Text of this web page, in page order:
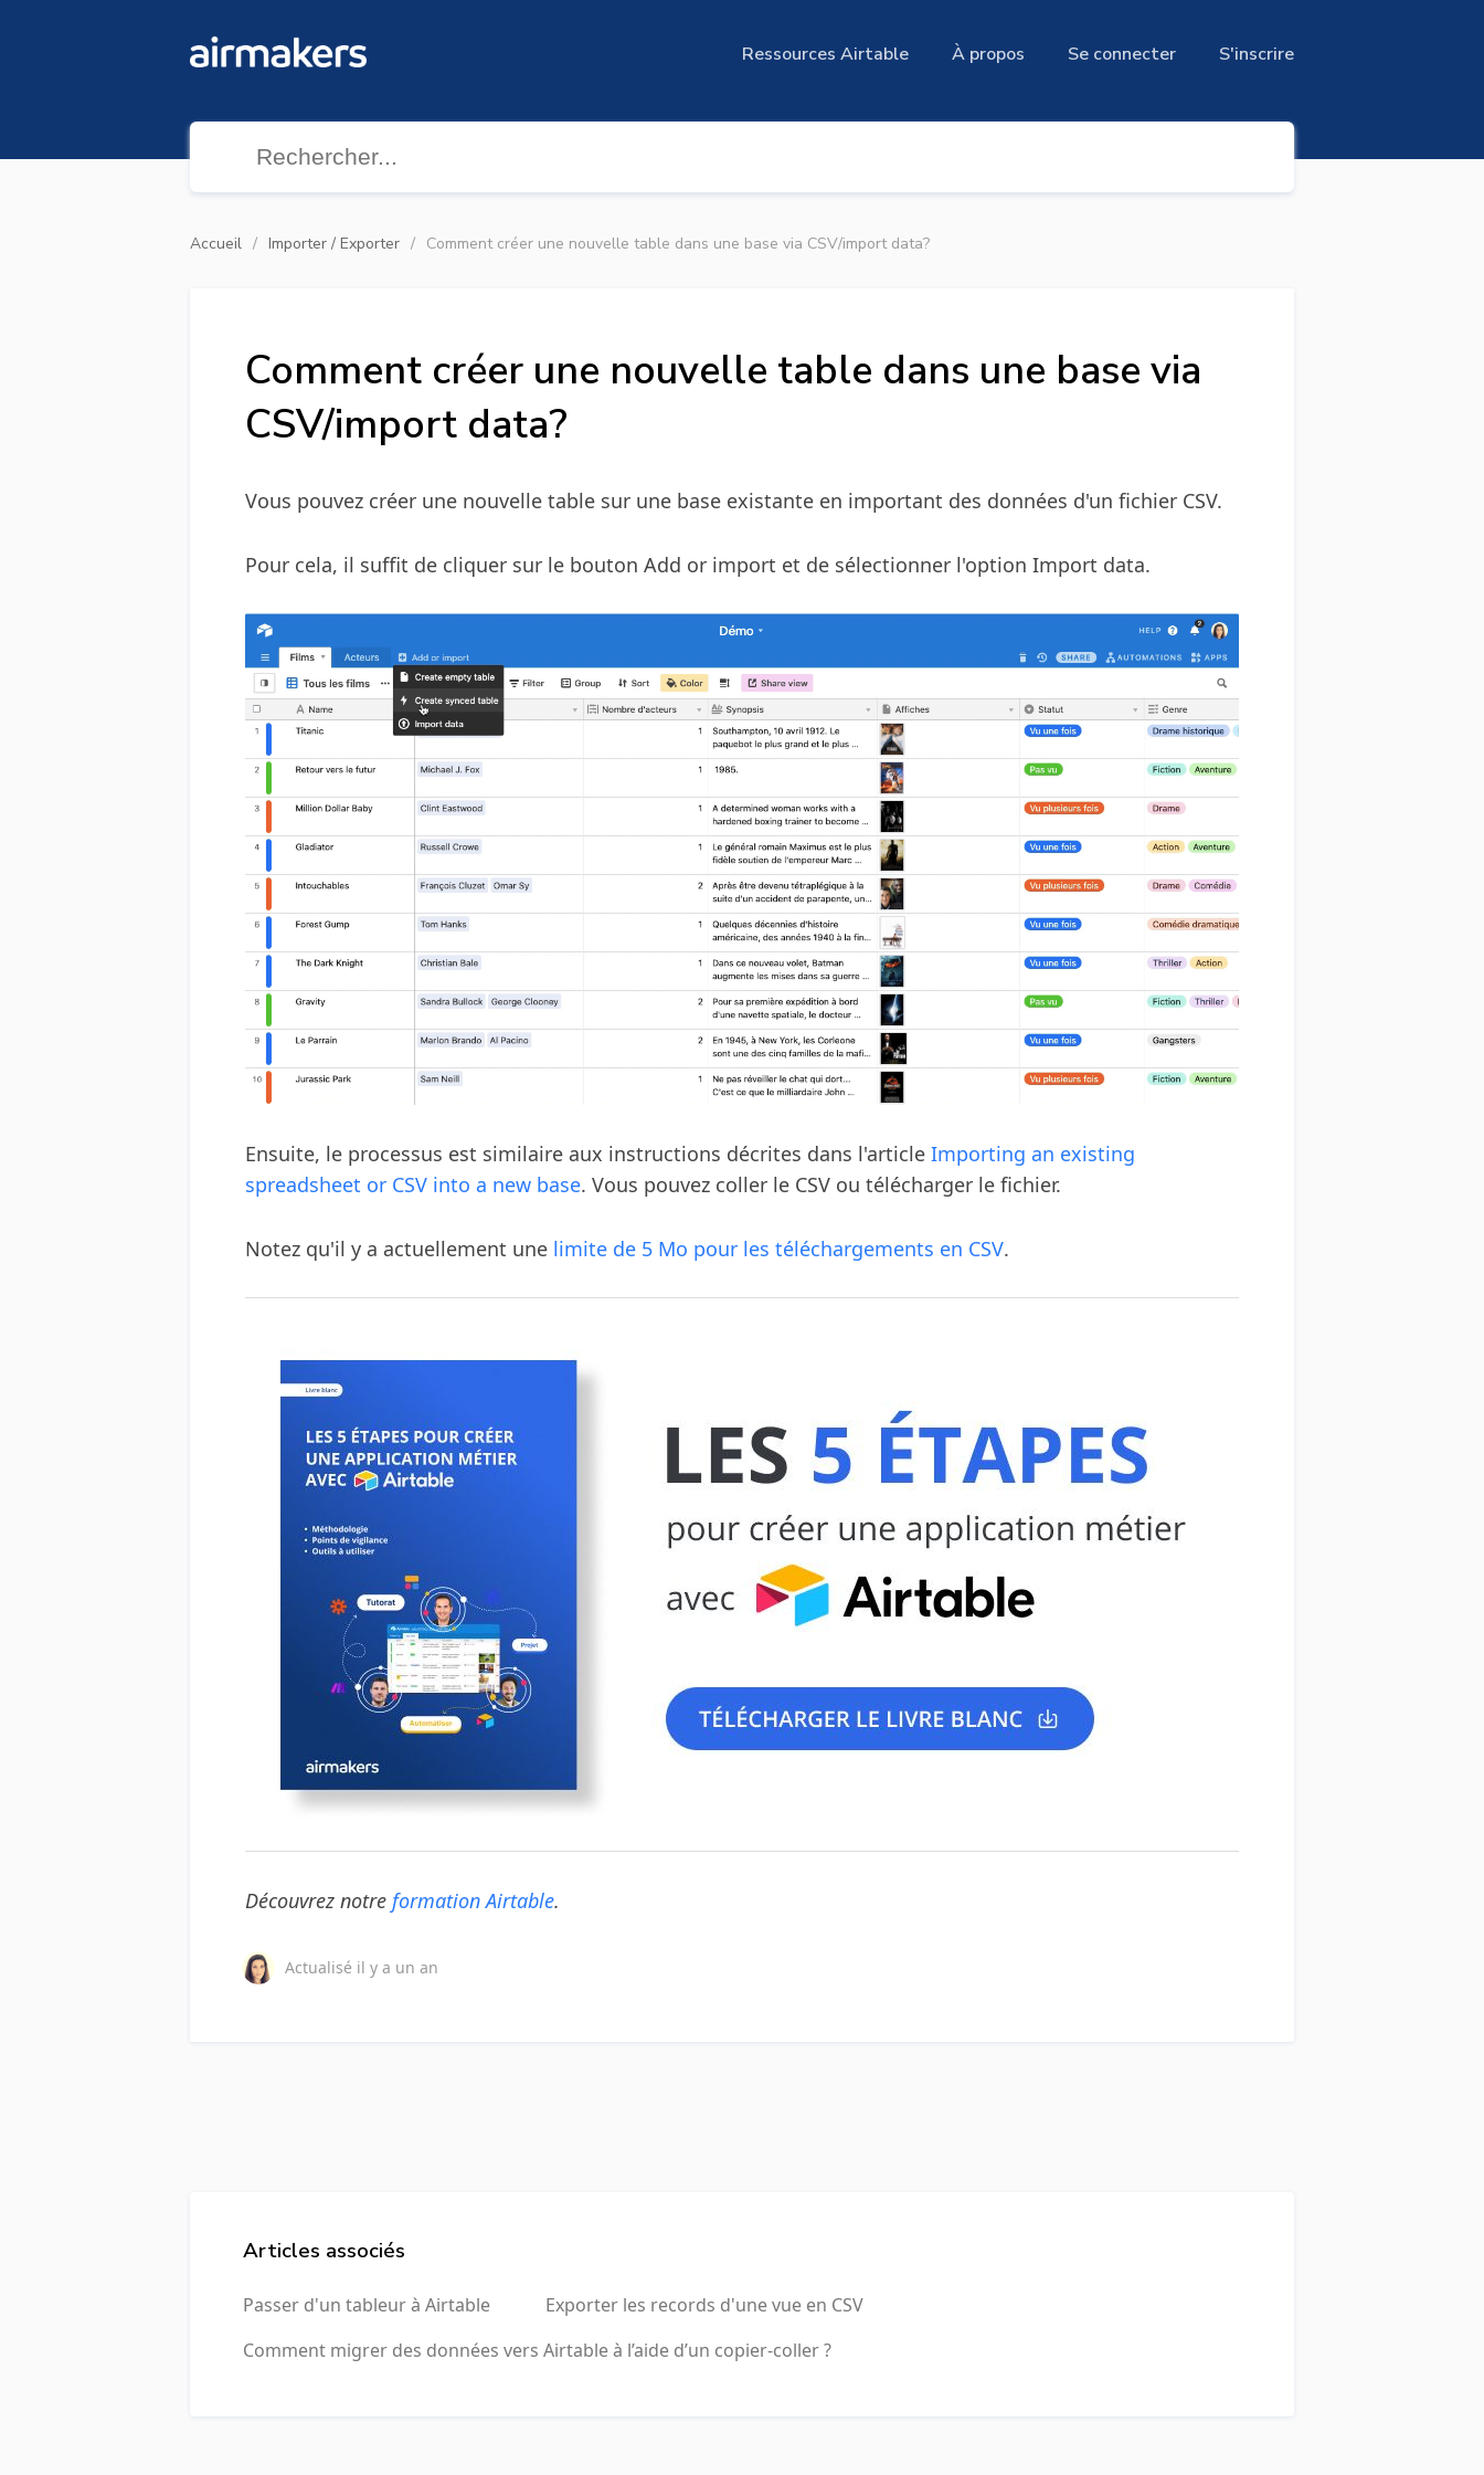
Ressources Airtable À propos Se connecter S'inscrire
Accueil Importer / Exporter Comment créer une nouvelle table dans une base via CSV/import data?
Comment créer une nouvelle table dans une base via
CSV/import data?
Vous pouvez créer une nouvelle table sur une base existante en important des données d'un fichier CSV.
Pour cela, il suffit de cliquer sur le bouton Add or import et de sélectionner l'option Import data.
Ensuite, le processus est similaire aux instructions décrites dans l'article Importing an existing
spreadsheet or CSV into a new base. Vous pouvez coller le CSV ou télécharger le fichier.
Notez qu'il y a actuellement une limite de 5 Mo pour les téléchargements en CSV.
Découvrez notre formation Airtable.
Actualisé il y a un an
Articles associés
Passer d'un tableur à Airtable
Exporter les records d'une vue en CSV
Comment migrer des données vers Airtable à l’aide d’un copier-coller ?